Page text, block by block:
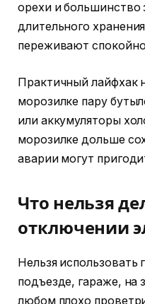
орехи и большинство
длительного
переживают
Практичный лайфхак
морозилке пару
или аккумуляторы
морозилке дольше
аварии могут
Что нельзя
отключении
Нельзя использовать
подъезде, гараже, на
любом плохо